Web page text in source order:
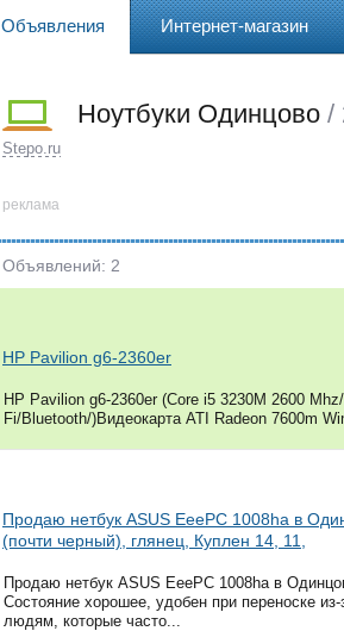
Объявления Интернет-магазин
Ноутбуки Одинцово /
Stepo.ru
реклама
Объявлений: 2
HP Pavilion g6-2360er
HP Pavilion g6-2360er (Core i5 3230M 2600
Fi/Bluetooth/)Видеокарта ATI Radeon 7600m
Продаю нетбук ASUS EeePC 1008ha в
(почти черный), глянец, Куплен 14, 11,
Продаю нетбук ASUS EeePC 1008ha в
Состояние хорошее, удобен при переноске
людям, которые часто...